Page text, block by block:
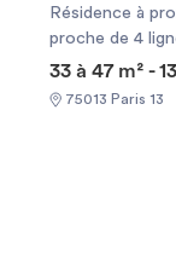
offerte Bon plan énergie Prêt de matériel gratuit D'autres
services peuvent
d'infos, contactez
des logements
Résidence à
proche de 4
quelques
Curie Sciences
Paris –
33 à 47 m² -
75013 Paris 13